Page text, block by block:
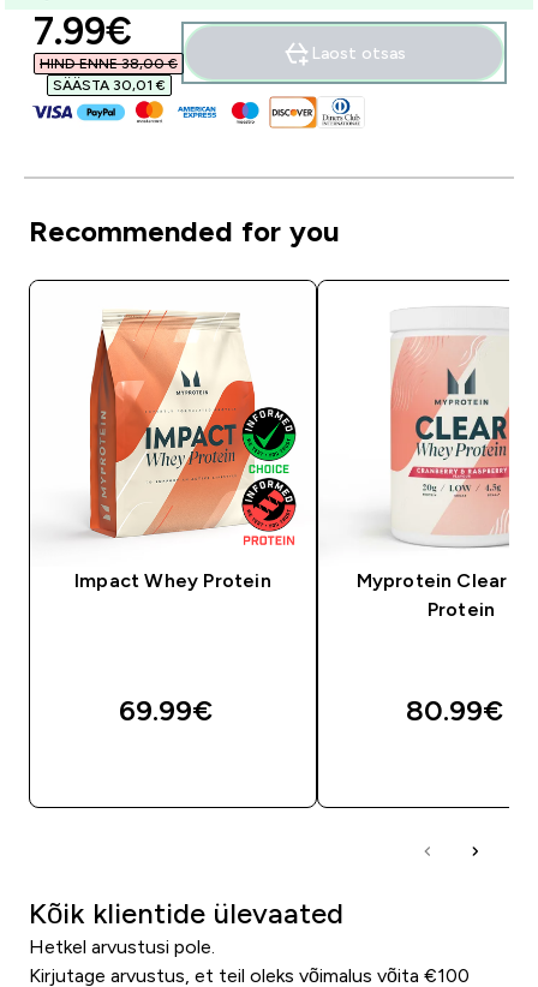
discounted price
7.99€‎
HIND ENNE 38,00 €‎
SÄÄSTA 30,01 €‎
Laost otsas
Recommended for you
Impact Whey Protein
69.99€‎
Myprotein Clear
Protein
80.99€‎
Kõik klientide ülevaated
Hetkel arvustusi pole.
Kirjutage arvustus, et teil oleks võimalus võita €100